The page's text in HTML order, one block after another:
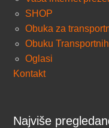
SHOP
Obuka za
Obuku
Oglasi
Kontakt
Najviše